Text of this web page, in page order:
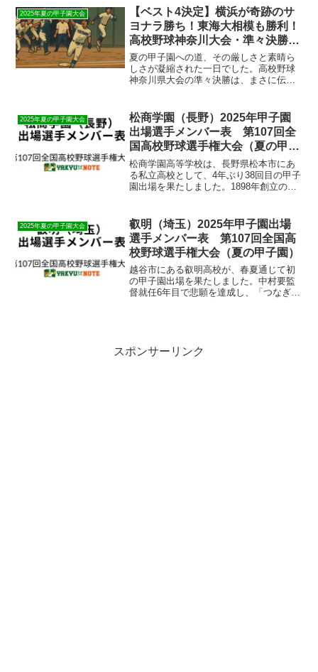
ンバツでは準優勝、2019年春にはベスト4
と安定...
2025年夏の甲子園大会
【ベスト4決定】横浜が奇跡のサ
ヨナラ勝ち！東海大相模も勝利！
高校野球神奈川大会・準々決勝結
果速報
夏の甲子園への道、その厳しさと素晴ら
しさが凝縮された一日でした。高校野球
神奈川県大会の準々決勝は、まさに伝説
は保土ケ谷球場で待っていました。9回
裏、2点ビハインドの絶体...
2025年夏の甲子園大会
松商学園（長野）2025年甲子園
出場選手メンバー表 第107回全
国高校野球選手権大会（夏の甲子
園）
松商学園高等学校は、長野県松本市にあ
る私立高校として、4年ぶり38回目の甲子
園出場を果たしました。1898年創立の名
長野県を代表する伝統校です。フジテレ
ビの...
2025年夏の甲子園大会
叡明（埼玉）2025年甲子園出場
選手メンバー表 第107回全国高
校野球選手権大会（夏の甲子園）
越谷市にある叡明高校が、春夏通じて初
の甲子園出場を果たしました。中村要監
督就任6年目で悲願を達成し、「つなぎの
スポンサーリンク